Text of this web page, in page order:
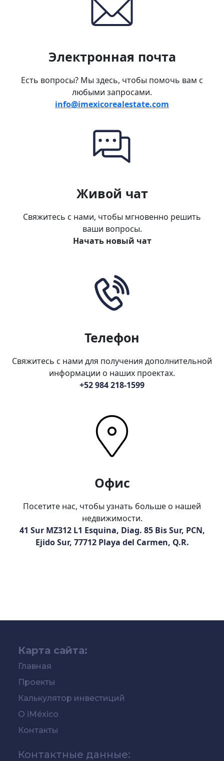
Электронная почта
Есть вопросы? Мы здесь, чтобы помочь вам с
любыми запросами.
info@imexicorealestate.com
Живой чат
Свяжитесь с нами, чтобы мгновенно решить
ваши вопросы.
Начать новый чат
Телефон
Свяжитесь с нами для получения дополнительной
информации о наших проектах.
+52 984 218-1599
Офис
Посетите нас, чтобы узнать больше о нашей
недвижимости.
41 Sur MZ312 L1 Esquina, Diag. 85 Bis Sur, PCN,
Ejido Sur, 77712 Playa del Carmen, Q.R.
Карта сайта:
Главная
Проекты
Калькулятор инвестиций
О iMéxico
Контакты
Контактные данные: